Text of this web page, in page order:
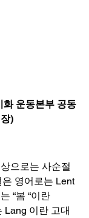
화 운동본부 공동
)
으로는 사순절
영어로는 Lent
“봄 “이란
Lang 이란 고대